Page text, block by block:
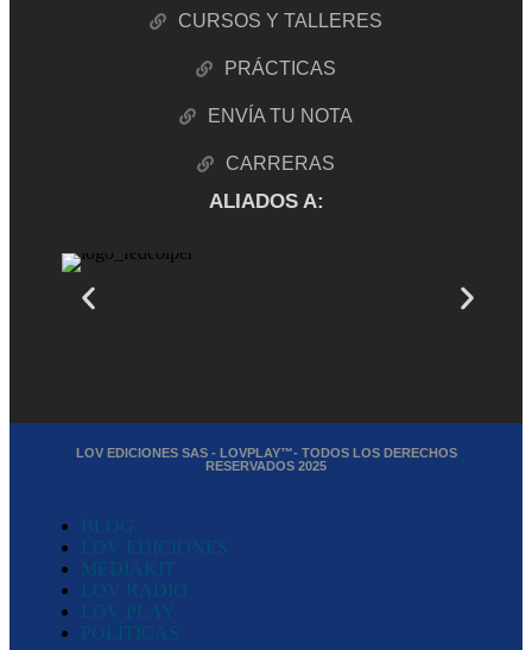
CURSOS Y TALLERES
PRÁCTICAS
ENVÍA TU NOTA
CARRERAS
ALIADOS A:
LOV EDICIONES SAS - LOVPLAY™- TODOS LOS DERECHOS
RESERVADOS 2025
BLOG
LOV EDICIONES
MEDIAKIT
LOV RADIO
LOV PLAY
POLÍTICAS